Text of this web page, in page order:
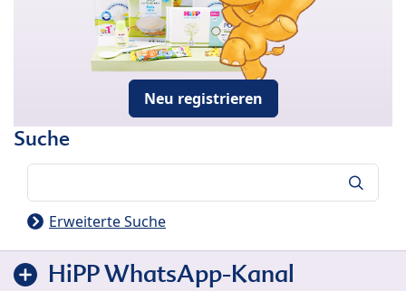
Neu registrieren
Suche
Erweiterte Suche
HiPP WhatsApp-Kanal